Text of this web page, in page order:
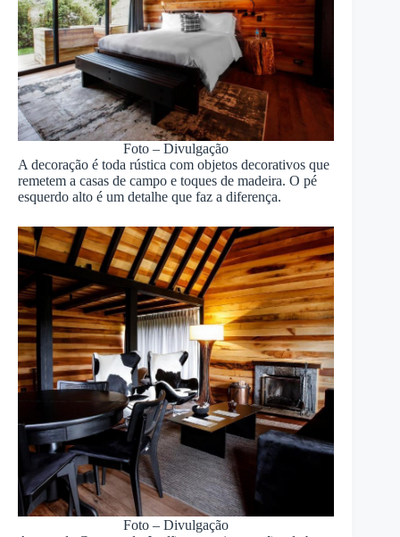
Foto – Divulgação
A decoração é toda rústica com objetos decorativos que
remetem a casas de campo e toques de madeira. O pé
esquerdo alto é um detalhe que faz a diferença.
Foto – Divulgação